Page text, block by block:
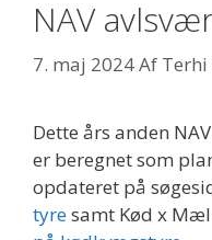
NAV
7. maj 2024Af Terhi
Dette års anden
er beregnet som
opdateret på
tyresamt Kød x